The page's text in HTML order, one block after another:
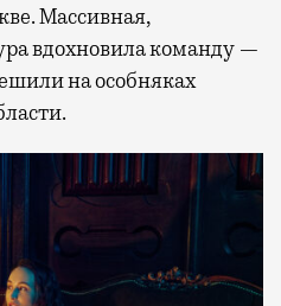
Массивная,
вдохновила команду —
на особняках